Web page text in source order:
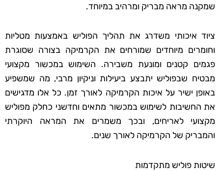
שמקנה מראה מבריק ומרהיב במיוחד.
ציוד איכותי משדרג את תהליך הפוליש באמצעות מטליות
וחומרים מיוחדים שמורחים את הקרמיקה בצורה שסוגרת
פגמים קטנים ומונעת משבירה. השימוש במכשור מקצועי
מבטיח שבפוליש יתבצע ביעילות וניקיון מרבי, מה שמשפיע
באופן ישיר על איכות הקרמיקה לאורך זמן. כל אלו מדגישים
את החשיבות לשימוש במכשור מתאים וחדשני כחלק מפוליש
מקצועי לאריחים, ובכך משמרים את המראה היוקרתי
והמבריק של הקרמיקה לאורך שנים.
שיטות פוליש מתקדמות